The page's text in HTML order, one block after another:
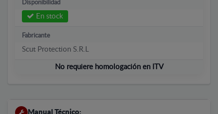
Disponibilidad
En stock
Fabricante
Scut Protection S.R.L
No requiere homologación en ITV
Manual Técnico: